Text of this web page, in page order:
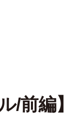
/前編】